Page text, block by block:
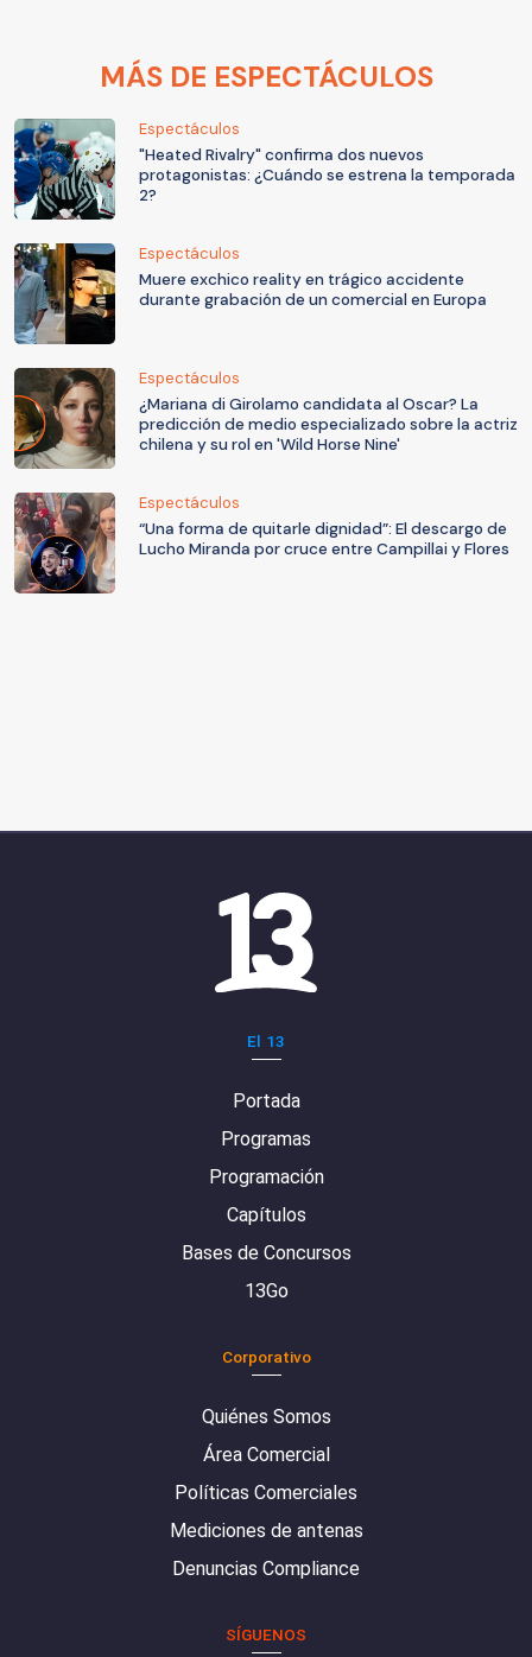
MÁS DE ESPECTÁCULOS
Espectáculos
"Heated Rivalry" confirma dos nuevos
protagonistas: ¿Cuándo se estrena la temporada
2?
Espectáculos
Muere exchico reality en trágico accidente
durante grabación de un comercial en Europa
Espectáculos
¿Mariana di Girolamo candidata al Oscar? La
predicción de medio especializado sobre la actriz
chilena y su rol en 'Wild Horse Nine'
Espectáculos
“Una forma de quitarle dignidad”: El descargo de
Lucho Miranda por cruce entre Campillai y Flores
El 13
Portada
Programas
Programación
Capítulos
Bases de Concursos
13Go
Corporativo
Quiénes Somos
Área Comercial
Políticas Comerciales
Mediciones de antenas
Denuncias Compliance
SÍGUENOS